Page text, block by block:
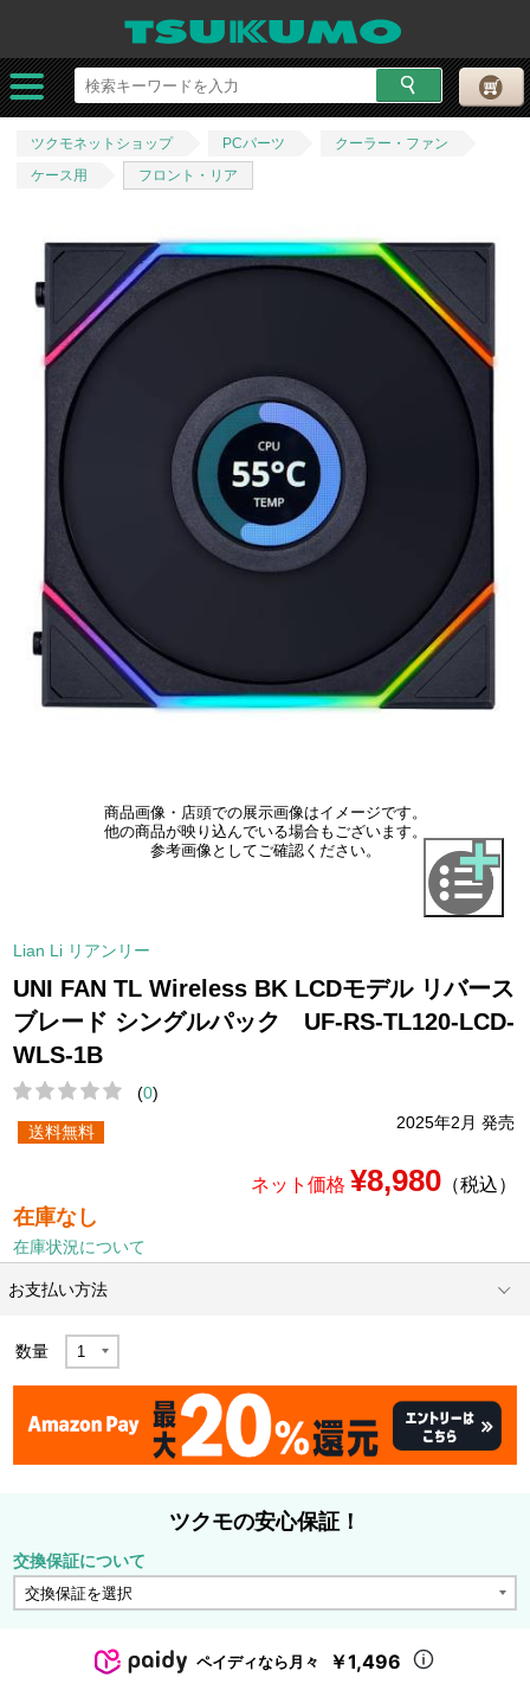
ツクモネットショップ PCパーツ
クーラー・ファン
ケース用
フロント・リア
商品画像・店頭での展示画像はイメージです。
他の商品が映り込んでいる場合もございます。
参考画像としてご確認ください。
Lian Li リアンリー
UNI FAN TL Wireless BK LCDモデル リバース
ブレード シングルパック UF-RS-TL120-LCD-
WLS-1B
(0)
2025年2月 発売
送料無料
ネット価格 ¥8,980（税込）
在庫なし
在庫状況について
お支払い方法
数量
ツクモの安心保証！
交換保証について
ペイディなら月々 ￥1,496